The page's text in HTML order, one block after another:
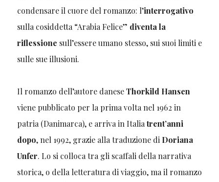
condensare il cuore del romanzo: l’interrogativo
sulla cosiddetta “Arabia Felice” diventa la
riflessione sull’essere umano stesso, sui suoi limiti e
sulle sue illusioni.
Il romanzo dell’autore daneseThorkild Hansen
viene pubblicato per la prima volta nel 1962 in
patria (Danimarca), e arriva in Italiatrent’anni
dopo, nel 1992, grazie alla traduzione di Doriana
Unfer. Lo si colloca tra gli scaffali della narrativa
storica, o della letteratura di viaggio, ma il romanzo